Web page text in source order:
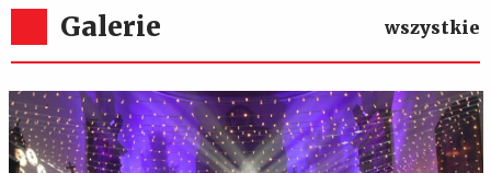
Galerie wszystkie